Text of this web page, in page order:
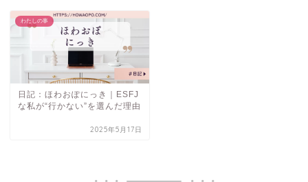
わたしの事
日記：ほわおぽにっき｜ESFJ
な私が“行かない”を選んだ理由
2025年5月17日